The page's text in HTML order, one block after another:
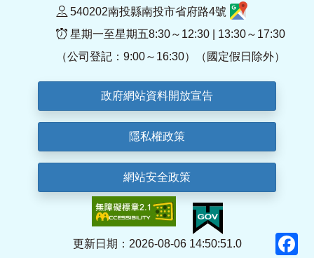
540202南投縣南投市省府路4號
星期一至星期五8:30～12:30 | 13:30～17:30
（公司登記：9:00～16:30）（國定假日除外）
政府網站資料開放宣告
隱私權政策
網站安全政策
更新日期：2026-08-06 14:50:51.0